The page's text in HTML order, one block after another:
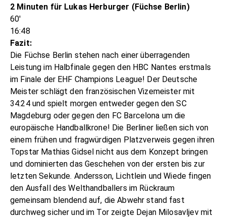
2 Minuten für Lukas Herburger (Füchse Berlin)
60'
16:48
Fazit:
Die Füchse Berlin stehen nach einer überragenden
Leistung im Halbfinale gegen den HBC Nantes erstmals
im Finale der EHF Champions League! Der Deutsche
Meister schlägt den französischen Vizemeister mit
34:24 und spielt morgen entweder gegen den SC
Magdeburg oder gegen den FC Barcelona um die
europäische Handballkrone! Die Berliner ließen sich von
einem frühen und fragwürdigen Platzverweis gegen ihren
Topstar Mathias Gidsel nicht aus dem Konzept bringen
und dominierten das Geschehen von der ersten bis zur
letzten Sekunde. Andersson, Lichtlein und Wiede fingen
den Ausfall des Welthandballers im Rückraum
gemeinsam blendend auf, die Abwehr stand fast
durchweg sicher und im Tor zeigte Dejan Milosavljev mit